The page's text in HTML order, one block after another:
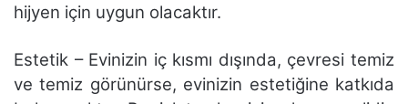
hijyen için uygun olacaktır.
Estetik – Evinizin iç kısmı dışında, çevresi temiz
ve temiz görünürse, evinizin estetiğine katkıda